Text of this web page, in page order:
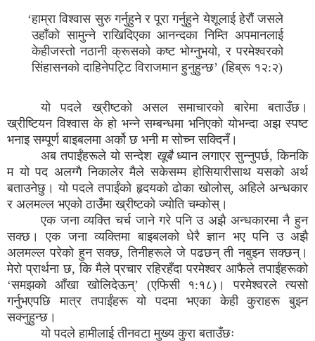
‘हाम्रा विश्वास सुरु गर्नुहुने र पूरा गर्नुहुने येशूलाई हेरौं जसले
उहाँको सामुन्ने राखिदिएका आनन्दका निम्ति अपमानलाई
केहीजस्तो नठानी क्रूसको कष्ट भोग्नुभयो, र परमेश्वरको
सिंहासनको दाहिनेपट्टि विराजमान हुनुहुन्छ’ (हिब्रू १२:२)
यो पदले ख्रीष्टको असल समाचारको बारेमा बताउँछ।
ख्रीष्टियन विश्वास के हो भन्ने सम्बन्धमा भनिएको योभन्दा अझ स्पष्ट
भनाइ सम्पूर्ण बाइबलमा अर्को छ भनी म सोच्न सक्दिनँ।
अब तपाईंहरूले यो सन्देश खूबैध्यान लगाएर सुन्नुपर्छ, किनकि
म यो पद अलग्गै निकालेर मैले सकेसम्म होसियारीसाथ यसको अर्थ
बताउनेछु। यो पदले तपाईंको हृदयको ढोका खोलोस्, अहिले अन्धकार
र अलमल्ल भएको ठाउँमा ख्रीष्टको ज्योति चम्कोस्।
एक जना व्यक्ति चर्च जाने गरे पनि उ अझै अन्धकारमा नै हुन
सक्छ। एक जना व्यक्तिमा बाइबलको धेरै ज्ञान भए पनि उ अझै
अलमल्ल परेको हुन सक्छ, तिनीहरूले जे पढछन् ती नबुझ्न सक्छन्।
मेरो प्रार्थना छ, कि मैले प्रचार रहिरहँदा परमेश्वर आफैले तपाईंहरूको
‘समझको आँखा खोलिदेऊन्’ (एफिसी १:१८)। परमेश्वरले त्यसो
गर्नुभएपछि मात्र तपाईंहरू यो पदमा भएका केही कुराहरू बुझ्न
सक्नुहुन्छ।
यो पदले हामीलाई तीनवटा मुख्य कुरा बताउँछः